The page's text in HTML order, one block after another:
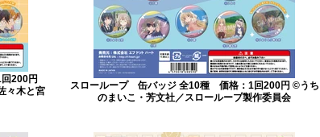
200円
々木と宮
スローループ 缶バッジ 全10種 価格：1回200円 ©うち
のまいこ・芳文社／スローループ製作委員会